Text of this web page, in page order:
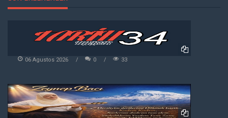
06 Agustos 2026 0 33